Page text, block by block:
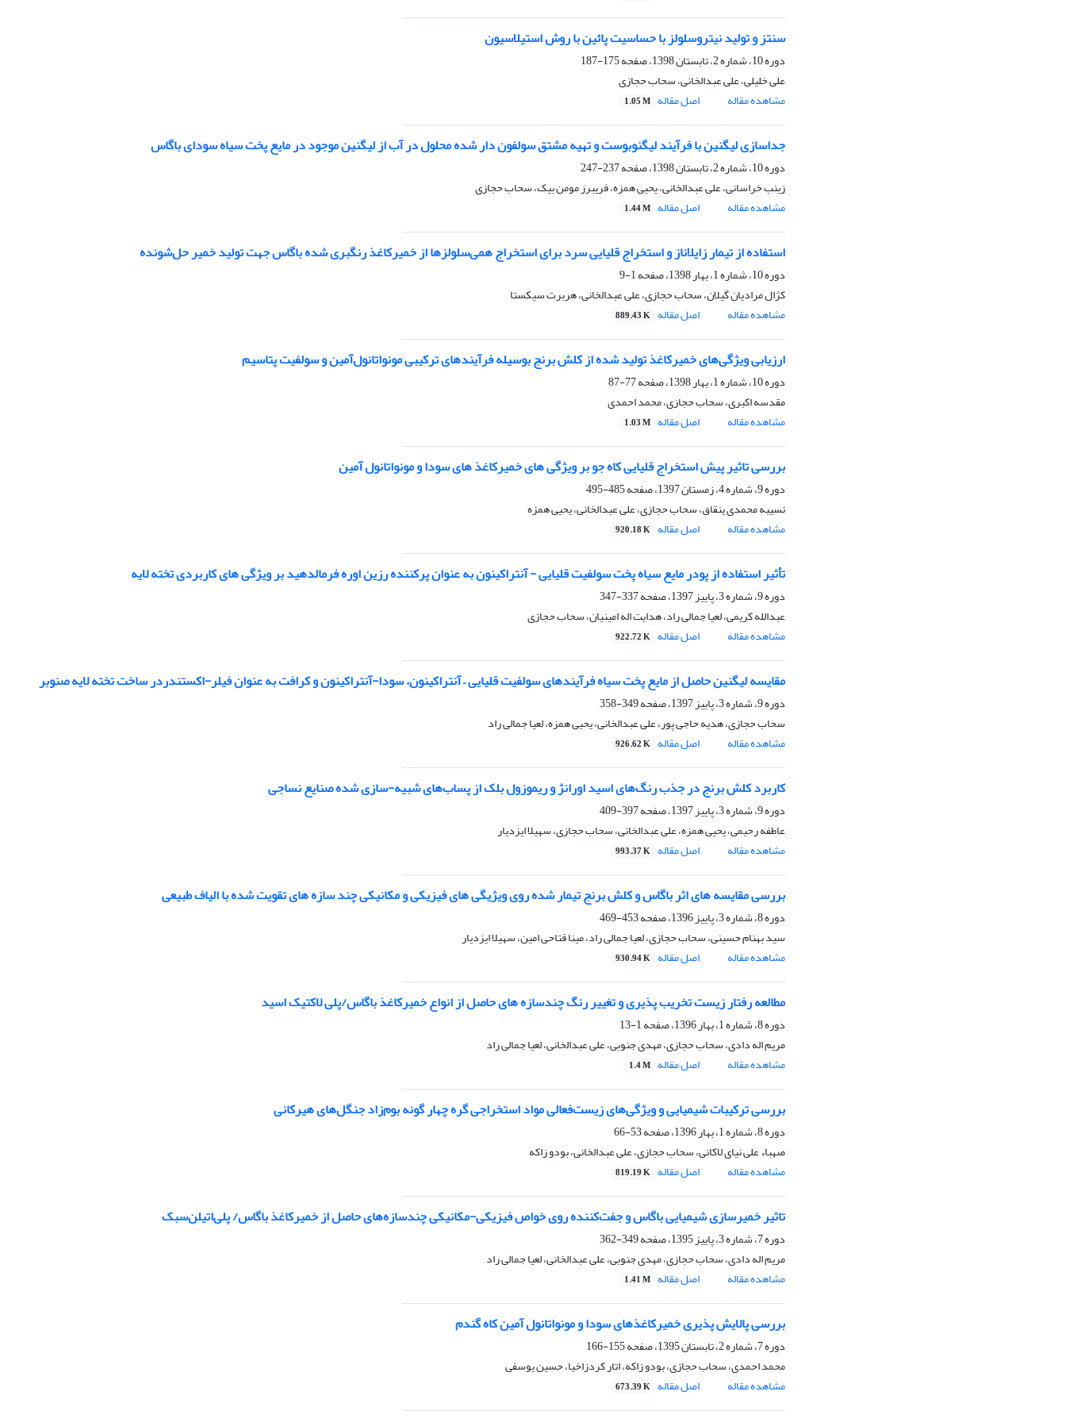
سنتز و تولید نیتروسلولز با حساسیت پائین با روش استیلاسیون
دوره 10، شماره 2، تابستان 1398، صفحه
175-187
علی خلیلی، علی عبدالخانی، سحاب حجازی
مشاهده مقاله
اصل مقاله 1.05 M
جداسازی لیگنین با فرآیند لیگنوبوست و تهیه مشتق سولفون دار شده محلول در آب از لیگنین موجود در مایع پخت سیاه سودای باگاس
دوره 10، شماره 2، تابستان 1398، صفحه
237-247
زینب خراسانی، علی عبدالخانی، یحیی همزه، فریبرز مومن بیک، سحاب حجازی
مشاهده مقاله
اصل مقاله 1.44 M
استفاده از تیمار زایلاناز و استخراج قلیایی سرد برای استخراج همی‌سلولزها از خمیرکاغذ رنگبری شده باگاس جهت تولید خمیر حل‌شونده
دوره 10، شماره 1، بهار 1398، صفحه
1-9
کژال مرادیان گیلان، سحاب حجازی، علی عبدالخانی، هربرت سیکستا
مشاهده مقاله
اصل مقاله 889.43 K
ارزیابی ویژگی‌های خمیرکاغذ تولید شده از کلش برنج بوسیله فرآیندهای ترکیبی مونواتانول‌آمین و سولفیت پتاسیم
دوره 10، شماره 1، بهار 1398، صفحه
77-87
مقدسه اکبری، سحاب حجازی، محمد احمدی
مشاهده مقاله
اصل مقاله 1.03 M
بررسی تاثیر پیش استخراج قلیایی کاه جو بر ویژگی های خمیرکاغذ های سودا و مونواتانول آمین
دوره 9، شماره 4، زمستان 1397، صفحه
485-495
نسیبه محمدی ینقاق، سحاب حجازی، علی عبدالخانی، یحیی همزه
مشاهده مقاله
اصل مقاله 920.18 K
تأثیر استفاده از پودر مایع سیاه پخت سولفیت قلیایی - آنتراکینون به عنوان پرکننده رزین اوره فرمالدهید بر ویژگی های کاربردی تخته لایه
دوره 9، شماره 3، پاییز 1397، صفحه
337-347
عبدالله کریمی، لعیا جمالی راد، هدایت اله امینیان، سحاب حجازی
مشاهده مقاله
اصل مقاله 922.72 K
مقایسه لیگنین حاصل از مایع پخت سیاه فرآیندهای سولفیت قلیایی – آنتراکینون، سودا-آنتراکینون و کرافت به عنوان فیلر-اکستندردر ساخت تخته لایه صنوبر
دوره 9، شماره 3، پاییز 1397، صفحه
349-358
سحاب حجازی، هدیه حاجی پور، علی عبدالخانی، یحیی همزه، لعیا جمالی راد
مشاهده مقاله
اصل مقاله 926.62 K
کاربرد کلش برنج در جذب رنگ‌های اسید اورانژ و ریموزول بلک از پساب‌های شبیه-سازی شده صنایع نساجی
دوره 9، شماره 3، پاییز 1397، صفحه
397-409
عاطفه رحیمی، یحیی همزه، علی عبدالخانی، سحاب حجازی، سهیلا ایزدیار
مشاهده مقاله
اصل مقاله 993.37 K
بررسی مقایسه های اثر باگاس و کلش برنج تیمار شده روی ویژیگی های فیزیکی و مکانیکی چند سازه های تقویت شده با الیاف طبیعی
دوره 8، شماره 3، پاییز 1396، صفحه
453-469
سید بهنام حسینی، سحاب حجازی، لعیا جمالی راد، مینا فتاحی امین، سهیلا ایزدیار
مشاهده مقاله
اصل مقاله 930.94 K
مطالعه رفتار زیست تخریب پذیری و تغییر رنگ چندسازه های حاصل از انواع خمیرکاغذ باگاس/پلی لاکتیک اسید
دوره 8، شماره 1، بهار 1396، صفحه
1-13
مریم اله دادی، سحاب حجازی، مهدی جنوبی، علی عبدالخانی، لعیا جمالی راد
مشاهده مقاله
اصل مقاله 1.4 M
بررسی ترکیبات شیمیایی و ویژگی‌های زیست‌فعالی مواد استخراجی گره چهار گونه بوم‌زاد جنگل‌های هیرکانی
دوره 8، شماره 1، بهار 1396، صفحه
53-66
صهباء علی نیای لاکانی، سحاب حجازی، علی عبدالخانی، بودو زاکه
مشاهده مقاله
اصل مقاله 819.19 K
تاثیر خمیرسازی شیمیایی باگاس و جفت‌کننده روی خواص فیزیکی-مکانیکی چندسازه‌های حاصل از خمیرکاغذ باگاس/ پلی‌اتیلن‌سبک
دوره 7، شماره 3، پاییز 1395، صفحه
349-362
مریم اله دادی، سحاب حجازی، مهدی جنوبی، علی عبدالخانی، لعیا جمالی راد
مشاهده مقاله
اصل مقاله 1.41 M
بررسی پالایش پذیری خمیرکاغذهای سودا و مونواتانول آمین کاه گندم
دوره 7، شماره 2، تابستان 1395، صفحه
155-166
محمد احمدی، سحاب حجازی، بودو زاکه، اتار کردزاخیا، حسین یوسفی
مشاهده مقاله
اصل مقاله 673.39 K